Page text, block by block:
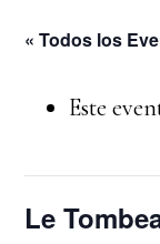
« Todos los
Este
Le